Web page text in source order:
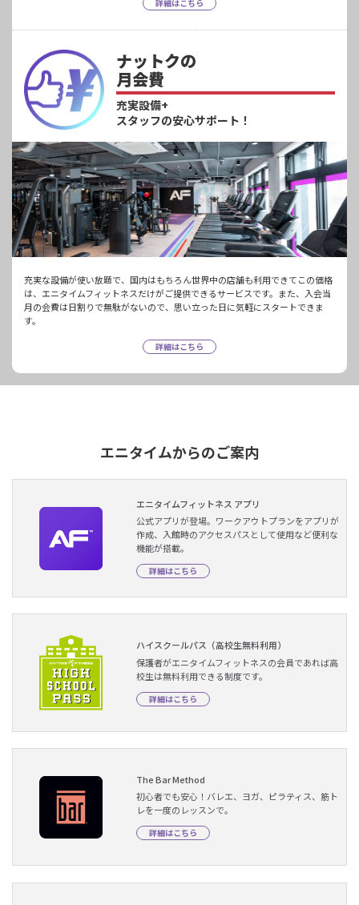
詳細はこちら
ナットクの
月会費
充実設備+
スタッフの安心サポート！
充実な設備が使い放題で、国内はもちろん世界中の店舗も利用できてこの価格
は、エニタイムフィットネスだけがご提供できるサービスです。また、入会当
月の会費は日割りで無駄がないので、思い立った日に気軽にスタートできま
す。
詳細はこちら
エニタイムからのご案内
エニタイムフィットネス アプリ
公式アプリが登場。ワークアウトプランをアプリが
作成、入館時のアクセスパスとして使用など便利な
機能が搭載。
詳細はこちら
ハイスクールパス（高校生無料利用）
保護者がエニタイムフィットネスの会員であれば高
校生は無料利用できる制度です。
詳細はこちら
The Bar Method
初心者でも安心！バレエ、ヨガ、ピラティス、筋ト
レを一度のレッスンで。
詳細はこちら